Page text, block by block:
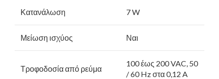
Κατανάλωση 7 W
Μείωση ισχύος Ναι
Τροφοδοσία από ρεύμα
100 έως 200 VAC, 50
/ 60 Hz στα 0,12 A